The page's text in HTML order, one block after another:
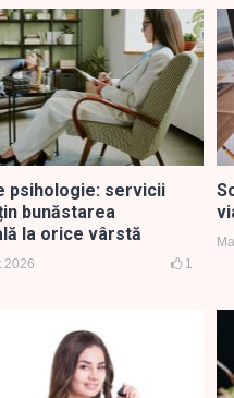
psihologie: servicii
bunăstarea
la orice vârstă
2026 1